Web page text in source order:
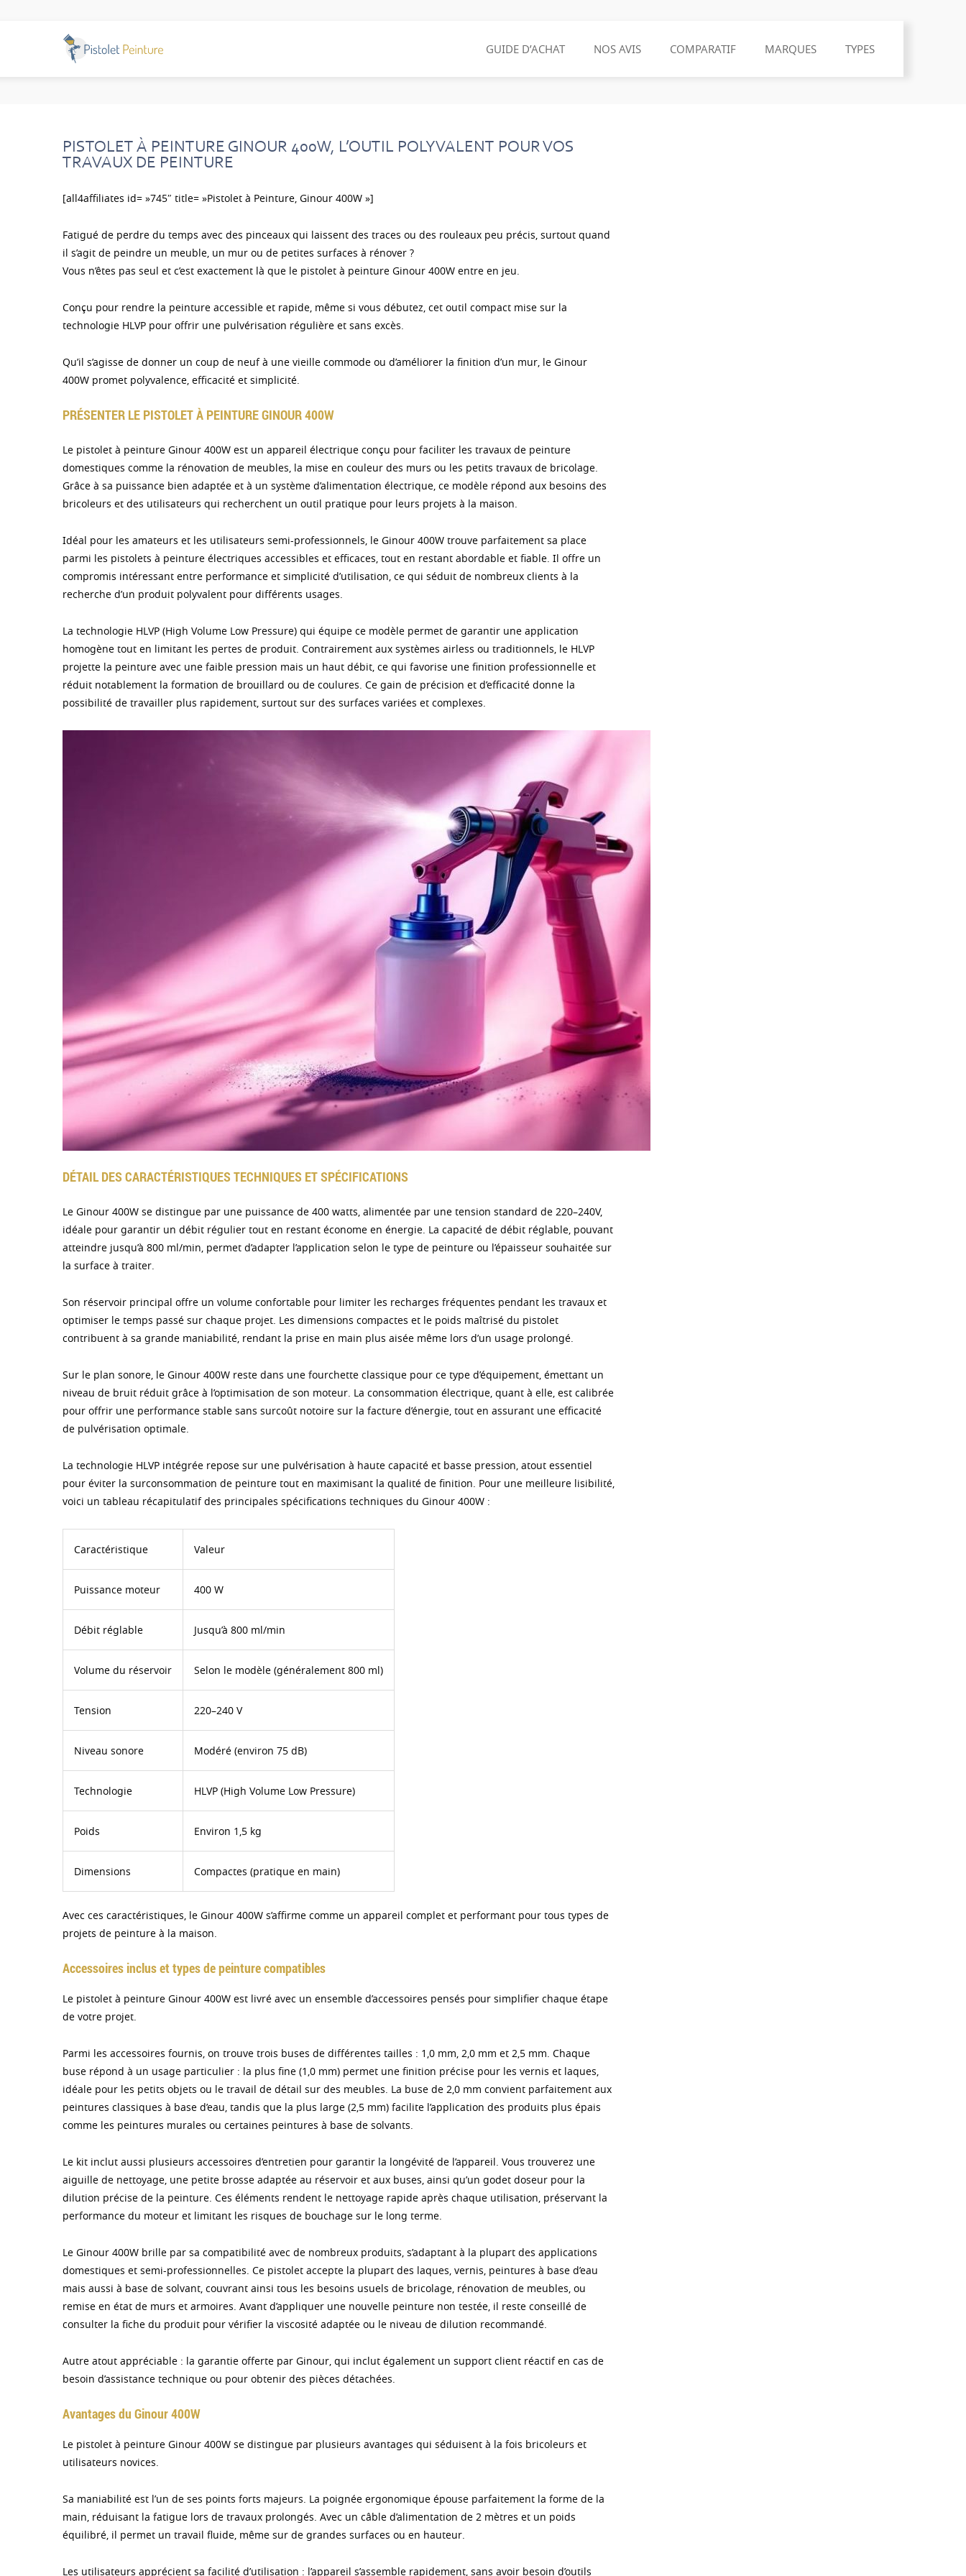
GUIDE D’ACHAT NOS AVIS COMPARATIF MARQUES TYPES
PISTOLET À PEINTURE GINOUR 400W, L’OUTIL POLYVALENT POUR VOS
TRAVAUX DE PEINTURE
[all4affiliates id= »745″ title= »Pistolet à Peinture, Ginour 400W »]
Fatigué de perdre du temps avec des pinceaux qui laissent des traces ou des rouleaux peu précis, surtout quand
il s’agit de peindre un meuble, un mur ou de petites surfaces à rénover ?
Vous n’êtes pas seul et c’est exactement là que le pistolet à peinture Ginour 400W entre en jeu.
Conçu pour rendre la peinture accessible et rapide, même si vous débutez, cet outil compact mise sur la
technologie HLVP pour offrir une pulvérisation régulière et sans excès.
Qu’il s’agisse de donner un coup de neuf à une vieille commode ou d’améliorer la finition d’un mur, le Ginour
400W promet polyvalence, efficacité et simplicité.
PRÉSENTER LE PISTOLET À PEINTURE GINOUR 400W
Le pistolet à peinture Ginour 400W est un appareil électrique conçu pour faciliter les travaux de peinture
domestiques comme la rénovation de meubles, la mise en couleur des murs ou les petits travaux de bricolage.
Grâce à sa puissance bien adaptée et à un système d’alimentation électrique, ce modèle répond aux besoins des
bricoleurs et des utilisateurs qui recherchent un outil pratique pour leurs projets à la maison.
Idéal pour les amateurs et les utilisateurs semi-professionnels, le Ginour 400W trouve parfaitement sa place
parmi les pistolets à peinture électriques accessibles et efficaces, tout en restant abordable et fiable. Il offre un
compromis intéressant entre performance et simplicité d’utilisation, ce qui séduit de nombreux clients à la
recherche d’un produit polyvalent pour différents usages.
La technologie HLVP (High Volume Low Pressure) qui équipe ce modèle permet de garantir une application
homogène tout en limitant les pertes de produit. Contrairement aux systèmes airless ou traditionnels, le HLVP
projette la peinture avec une faible pression mais un haut débit, ce qui favorise une finition professionnelle et
réduit notablement la formation de brouillard ou de coulures. Ce gain de précision et d’efficacité donne la
possibilité de travailler plus rapidement, surtout sur des surfaces variées et complexes.
DÉTAIL DES CARACTÉRISTIQUES TECHNIQUES ET SPÉCIFICATIONS
Le Ginour 400W se distingue par une puissance de 400 watts, alimentée par une tension standard de 220–240V,
idéale pour garantir un débit régulier tout en restant économe en énergie. La capacité de débit réglable, pouvant
atteindre jusqu’à 800 ml/min, permet d’adapter l’application selon le type de peinture ou l’épaisseur souhaitée sur
la surface à traiter.
Son réservoir principal offre un volume confortable pour limiter les recharges fréquentes pendant les travaux et
optimiser le temps passé sur chaque projet. Les dimensions compactes et le poids maîtrisé du pistolet
contribuent à sa grande maniabilité, rendant la prise en main plus aisée même lors d’un usage prolongé.
Sur le plan sonore, le Ginour 400W reste dans une fourchette classique pour ce type d’équipement, émettant un
niveau de bruit réduit grâce à l’optimisation de son moteur. La consommation électrique, quant à elle, est calibrée
pour offrir une performance stable sans surcoût notoire sur la facture d’énergie, tout en assurant une efficacité
de pulvérisation optimale.
La technologie HLVP intégrée repose sur une pulvérisation à haute capacité et basse pression, atout essentiel
pour éviter la surconsommation de peinture tout en maximisant la qualité de finition. Pour une meilleure lisibilité,
voici un tableau récapitulatif des principales spécifications techniques du Ginour 400W :
Caractéristique Valeur
Puissance moteur 400 W
Débit réglable Jusqu’à 800 ml/min
Volume du réservoir Selon le modèle (généralement 800 ml)
Tension 220–240 V
Niveau sonore Modéré (environ 75 dB)
Technologie HLVP (High Volume Low Pressure)
Poids Environ 1,5 kg
Dimensions Compactes (pratique en main)
Avec ces caractéristiques, le Ginour 400W s’affirme comme un appareil complet et performant pour tous types de
projets de peinture à la maison.
Accessoires inclus et types de peinture compatibles
Le pistolet à peinture Ginour 400W est livré avec un ensemble d’accessoires pensés pour simplifier chaque étape
de votre projet.
Parmi les accessoires fournis, on trouve trois buses de différentes tailles : 1,0 mm, 2,0 mm et 2,5 mm. Chaque
buse répond à un usage particulier : la plus fine (1,0 mm) permet une finition précise pour les vernis et laques,
idéale pour les petits objets ou le travail de détail sur des meubles. La buse de 2,0 mm convient parfaitement aux
peintures classiques à base d’eau, tandis que la plus large (2,5 mm) facilite l’application des produits plus épais
comme les peintures murales ou certaines peintures à base de solvants.
Le kit inclut aussi plusieurs accessoires d’entretien pour garantir la longévité de l’appareil. Vous trouverez une
aiguille de nettoyage, une petite brosse adaptée au réservoir et aux buses, ainsi qu’un godet doseur pour la
dilution précise de la peinture. Ces éléments rendent le nettoyage rapide après chaque utilisation, préservant la
performance du moteur et limitant les risques de bouchage sur le long terme.
Le Ginour 400W brille par sa compatibilité avec de nombreux produits, s’adaptant à la plupart des applications
domestiques et semi-professionnelles. Ce pistolet accepte la plupart des laques, vernis, peintures à base d’eau
mais aussi à base de solvant, couvrant ainsi tous les besoins usuels de bricolage, rénovation de meubles, ou
remise en état de murs et armoires. Avant d’appliquer une nouvelle peinture non testée, il reste conseillé de
consulter la fiche du produit pour vérifier la viscosité adaptée ou le niveau de dilution recommandé.
Autre atout appréciable : la garantie offerte par Ginour, qui inclut également un support client réactif en cas de
besoin d’assistance technique ou pour obtenir des pièces détachées.
Avantages du Ginour 400W
Le pistolet à peinture Ginour 400W se distingue par plusieurs avantages qui séduisent à la fois bricoleurs et
utilisateurs novices.
Sa maniabilité est l’un de ses points forts majeurs. La poignée ergonomique épouse parfaitement la forme de la
main, réduisant la fatigue lors de travaux prolongés. Avec un câble d’alimentation de 2 mètres et un poids
équilibré, il permet un travail fluide, même sur de grandes surfaces ou en hauteur.
Les utilisateurs apprécient sa facilité d’utilisation : l’appareil s’assemble rapidement, sans avoir besoin d’outils